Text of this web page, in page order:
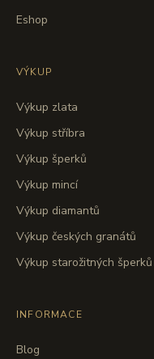
Eshop
VÝKUP
Výkup zlata
Výkup stříbra
Výkup šperků
Výkup mincí
Výkup diamantů
Výkup českých granátů
Výkup starožitných šperků
INFORMACE
Blog